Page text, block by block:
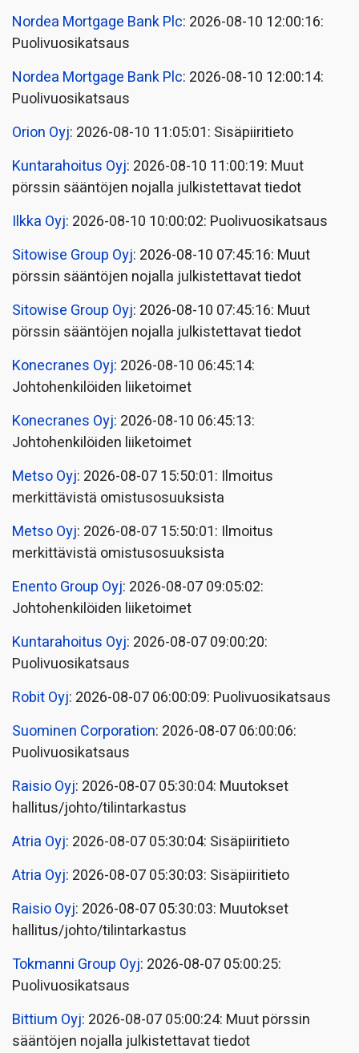
Nordea Mortgage Bank Plc: 2026-08-10 12:00:16:
Puolivuosikatsaus
Nordea Mortgage Bank Plc: 2026-08-10 12:00:14:
Puolivuosikatsaus
Orion Oyj: 2026-08-10 11:05:01: Sisäpiiritieto
Kuntarahoitus Oyj: 2026-08-10 11:00:19: Muut
pörssin sääntöjen nojalla julkistettavat tiedot
Ilkka Oyj: 2026-08-10 10:00:02: Puolivuosikatsaus
Sitowise Group Oyj: 2026-08-10 07:45:16: Muut
pörssin sääntöjen nojalla julkistettavat tiedot
Sitowise Group Oyj: 2026-08-10 07:45:16: Muut
pörssin sääntöjen nojalla julkistettavat tiedot
Konecranes Oyj: 2026-08-10 06:45:14:
Johtohenkilöiden liiketoimet
Konecranes Oyj: 2026-08-10 06:45:13:
Johtohenkilöiden liiketoimet
Metso Oyj: 2026-08-07 15:50:01: Ilmoitus
merkittävistä omistusosuuksista
Metso Oyj: 2026-08-07 15:50:01: Ilmoitus
merkittävistä omistusosuuksista
Enento Group Oyj: 2026-08-07 09:05:02:
Johtohenkilöiden liiketoimet
Kuntarahoitus Oyj: 2026-08-07 09:00:20:
Puolivuosikatsaus
Robit Oyj: 2026-08-07 06:00:09: Puolivuosikatsaus
Suominen Corporation: 2026-08-07 06:00:06:
Puolivuosikatsaus
Raisio Oyj: 2026-08-07 05:30:04: Muutokset
hallitus/johto/tilintarkastus
Atria Oyj: 2026-08-07 05:30:04: Sisäpiiritieto
Atria Oyj: 2026-08-07 05:30:03: Sisäpiiritieto
Raisio Oyj: 2026-08-07 05:30:03: Muutokset
hallitus/johto/tilintarkastus
Tokmanni Group Oyj: 2026-08-07 05:00:25:
Puolivuosikatsaus
Bittium Oyj: 2026-08-07 05:00:24: Muut pörssin
sääntöjen nojalla julkistettavat tiedot